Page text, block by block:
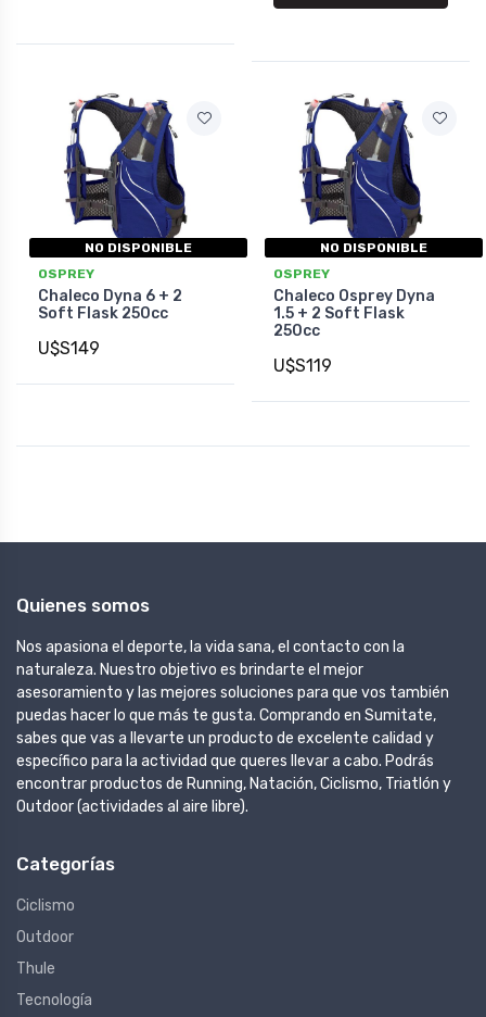
NO DISPONIBLE
OSPREY
Chaleco Dyna 6 + 2
Soft Flask 250cc
U$S149
NO DISPONIBLE
OSPREY
Chaleco Osprey Dyna
1.5 + 2 Soft Flask
250cc
U$S119
Quienes somos
Nos apasiona el deporte, la vida sana, el contacto con la
naturaleza. Nuestro objetivo es brindarte el mejor
asesoramiento y las mejores soluciones para que vos también
puedas hacer lo que más te gusta. Comprando en Sumitate,
sabes que vas a llevarte un producto de excelente calidad y
específico para la actividad que queres llevar a cabo. Podrás
encontrar productos de Running, Natación, Ciclismo, Triatlón y
Outdoor (actividades al aire libre).
Categorías
Ciclismo
Outdoor
Thule
Tecnología